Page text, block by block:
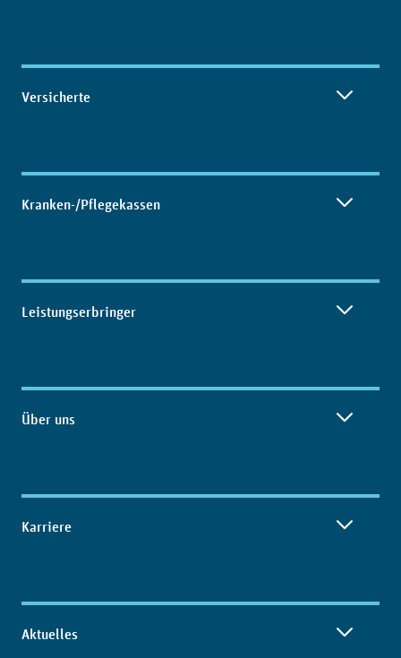
Versicherte
Kranken-/Pflegekassen
Leistungserbringer
Über uns
Karriere
Aktuelles